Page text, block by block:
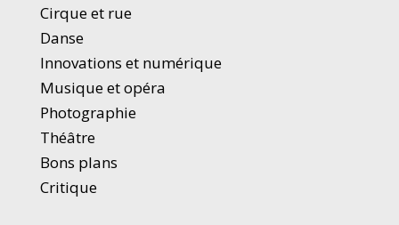
Cirque et rue
Danse
Innovations et numérique
Musique et opéra
Photographie
Théâtre
Bons plans
Critique